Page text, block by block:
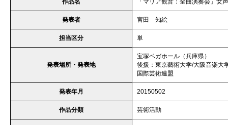
作品名 「マリア観音：全曲演奏会」女
発表者 宮田 知絵
担当区分 単
発表場所・発表地
宝塚ベガホール（兵庫県）
後援：東京藝術大学/大阪音楽大
国際芸術連盟
発表年月 20150502
作品分類 芸術活動